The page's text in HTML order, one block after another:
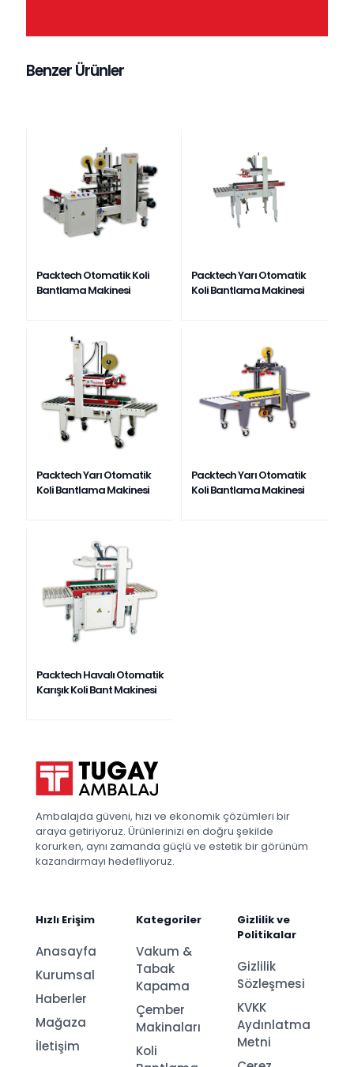
Benzer Ürünler
Packtech Otomatik Koli
Bantlama Makinesi
Packtech Yarı Otomatik
Koli Bantlama Makinesi
Packtech Yarı Otomatik
Koli Bantlama Makinesi
Packtech Yarı Otomatik
Koli Bantlama Makinesi
Packtech Havalı Otomatik
Karışık Koli Bant Makinesi
Ambalajda güveni, hızı ve ekonomik çözümleri bir
araya getiriyoruz. Ürünlerinizi en doğru şekilde
korurken, aynı zamanda güçlü ve estetik bir görünüm
kazandırmayı hedefliyoruz.
Hızlı Erişim
Anasayfa
Kurumsal
Haberler
Mağaza
İletişim
Kategoriler
Vakum &
Tabak
Kapama
Çember
Makinaları
Koli
Gizlilik ve
Politikalar
Gizlilik
Sözleşmesi
KVKK
Aydınlatma
Metni